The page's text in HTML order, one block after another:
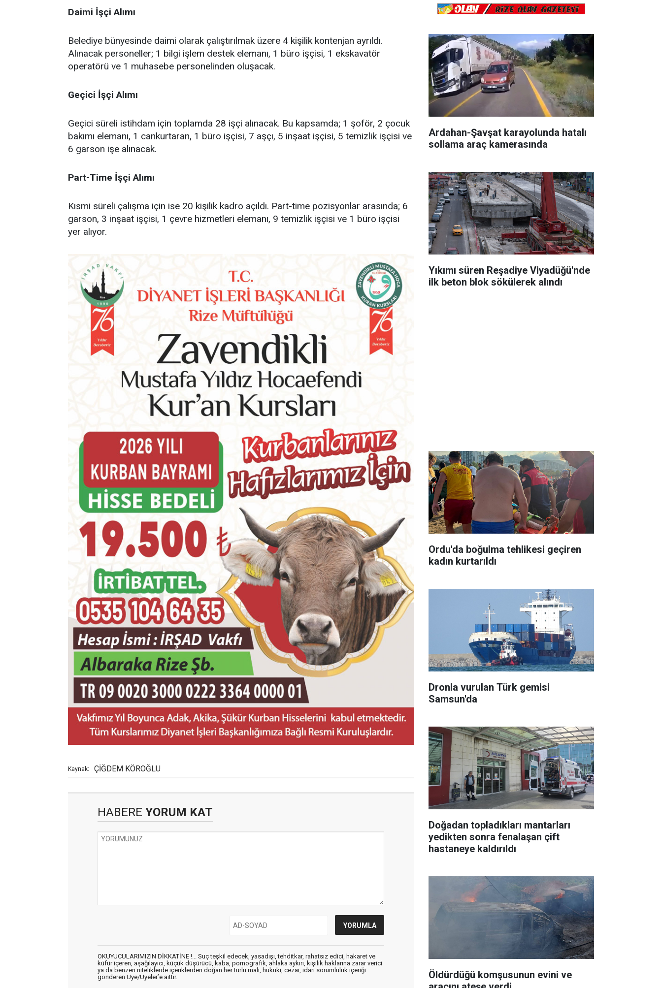
Daimi İşçi Alımı
Belediye bünyesinde daimi olarak çalıştırılmak üzere 4 kişilik kontenjan ayrıldı.
Alınacak personeller; 1 bilgi işlem destek elemanı, 1 büro işçisi, 1 ekskavatör
operatörü ve 1 muhasebe personelinden oluşacak.
Geçici İşçi Alımı
Geçici süreli istihdam için toplamda 28 işçi alınacak. Bu kapsamda; 1 şoför, 2 çocuk
bakımı elemanı, 1 cankurtaran, 1 büro işçisi, 7 aşçı, 5 inşaat işçisi, 5 temizlik işçisi ve
6 garson işe alınacak.
Part-Time İşçi Alımı
Kısmi süreli çalışma için ise 20 kişilik kadro açıldı. Part-time pozisyonlar arasında; 6
garson, 3 inşaat işçisi, 1 çevre hizmetleri elemanı, 9 temizlik işçisi ve 1 büro işçisi
yer alıyor.
Kaynak: ÇİĞDEM KÖROĞLU
HABERE YORUM KAT
OKUYUCULARIMIZIN DİKKATİNE !... Suç teşkil edecek, yasadışı, tehditkar, rahatsız edici, hakaret ve
küfür içeren, aşağılayıcı, küçük düşürücü, kaba, pornografik, ahlaka aykırı, kişilik haklarına zarar verici
ya da benzeri niteliklerde içeriklerden doğan her türlü mali, hukuki, cezai, idari sorumluluk içeriği
gönderen Üye/Üyeler’e aittir.
Ardahan-Şavşat karayolunda hatalı
sollama araç kamerasında
Yıkımı süren Reşadiye Viyadüğü'nde
ilk beton blok sökülerek alındı
Ordu'da boğulma tehlikesi geçiren
kadın kurtarıldı
Dronla vurulan Türk gemisi
Samsun'da
Doğadan topladıkları mantarları
yedikten sonra fenalaşan çift
hastaneye kaldırıldı
Öldürdüğü komşusunun evini ve